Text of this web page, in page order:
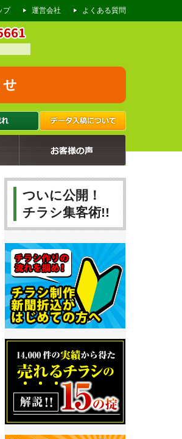
プ 運営会社 よくある質問
ーム会社のチラシ
ーム会社の懸垂幕
ーム会社の火災保険申請チラシ
買取店のチラシ
店の折込チラシ
専門学校のオープンキャンパス告知チラシ
門学校のオープンキャンパス告知チラシ
ーム会社様のチラシ
ープンチラシ
ついに公開！
チラシ集客術!!